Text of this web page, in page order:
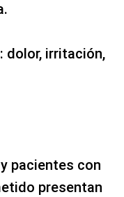
: dolor, irritación,
pacientes con
presentan